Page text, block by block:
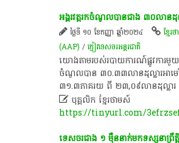
អង្គរវត្ត​រកចំណូលបាន​ជាង ៣០លាន​ដុល្
ថ្ងៃទី ១០ ខែកញ្ញា ឆ្នាំ២០២៤ ខ្មែរ
(AAP) /ភ្ញៀវទេសចរ​​អន្តរជាតិ​​
យោងតាម​​រប​ស់​របាយការណ៍​ផ្លូវ​ការ​មួយ​​
ចំណូលបាន ៣០.៣៣លាន​ដុល្លារ​អា​មេ
៣១.៣ភាគរយ ពី ២៣,០៩លាន​ដុល្លារ
បុគ្គលិក​ ខ្មែរ​ថា​ម​ស៍​
https://tinyurl.com/
ទេសចរ​ជាង​ ១​ ម៉ឺន​នាក់​មក​ទស្សនា​ព្រឹត្